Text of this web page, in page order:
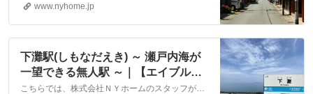
www.nyhome.jp
下灘駅(しもなだえき) ～ 瀬戸内海が
一望できる無人駅 ～｜【エイブルネ
ットワーク】(株)NYホーム 松山
こちらでは、株式会社ＮＹホームのスタッフが執筆したスタッフブログ記事、「下灘駅(しもなだえき) ～ 瀬戸内海が一望できる無人駅 ～」をご紹介しております。他にも様々なテーマの記事がありますので、お住まい探しの合間にぜひご一読ください！